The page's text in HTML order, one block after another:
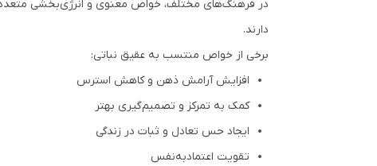
در فرهنگ‌های مختلف، خواص معنوی و انرژی‌بخشی متعددی
دارند.
برخی از خواص منتسب به عقیق نباتی:
افزایش آرامش ذهن و کاهش استرس
کمک به تمرکز و تصمیم‌گیری بهتر
ایجاد حس تعادل و ثبات در زندگی
تقویت اعتمادبه‌نفس